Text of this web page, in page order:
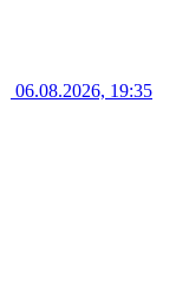
06.08.2026, 19:35